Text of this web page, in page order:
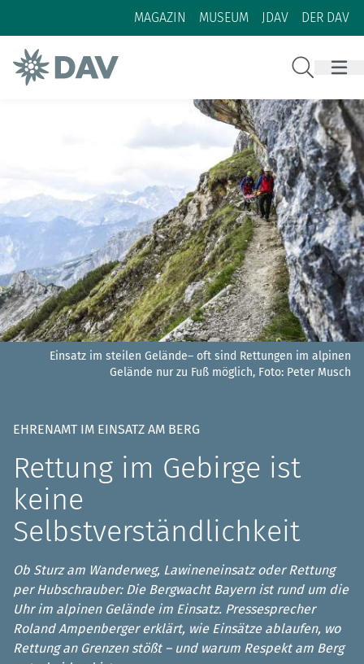
Zum Inhalt
Zur Footer-Navigation
MAGAZIN MUSEUM JDAV DER DAV
Einsatz im steilen Gelände– oft sind Rettungen im alpinen
Gelände nur zu Fuß möglich, Foto: Peter Musch
EHRENAMT IM EINSATZ AM BERG
Rettung im Gebirge ist
keine
Selbstverständlichkeit
Ob Sturz am Wanderweg, Lawineneinsatz oder Rettung
per Hubschrauber: Die Bergwacht Bayern ist rund um die
Uhr im alpinen Gelände im Einsatz. Pressesprecher
Roland Ampenberger erklärt, wie Einsätze ablaufen, wo
Rettung an Grenzen stößt – und warum Respekt am Berg